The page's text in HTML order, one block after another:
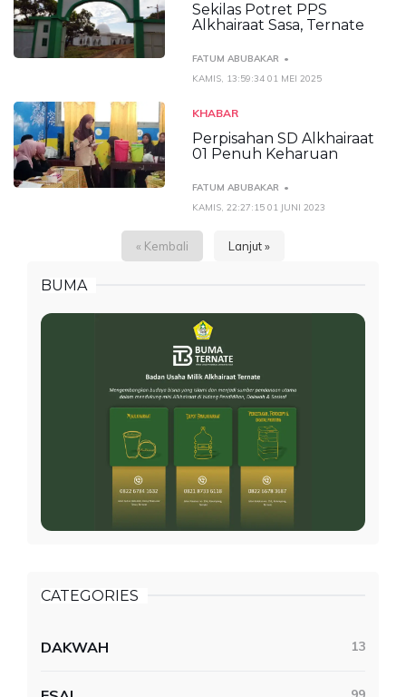
Sekilas Potret PPS
Alkhairaat Sasa, Ternate
FATUM ABUBAKAR
KAMIS, 13:59:34 01 MEI 2025
KHABAR
Perpisahan SD Alkhairaat
01 Penuh Keharuan
FATUM ABUBAKAR
KAMIS, 22:27:15 01 JUNI 2023
« Kembali Lanjut »
BUMA
CATEGORIES
DAKWAH 13